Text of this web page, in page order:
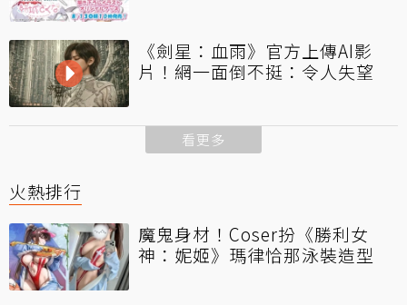
《劍星：血雨》官方上傳AI影
片！網一面倒不挺：令人失望
看更多
火熱排行
魔鬼身材！Coser扮《勝利女
神：妮姬》瑪律恰那泳裝造型